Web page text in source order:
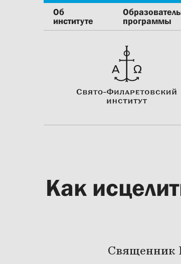
Об
институте
программы
Как
Священник